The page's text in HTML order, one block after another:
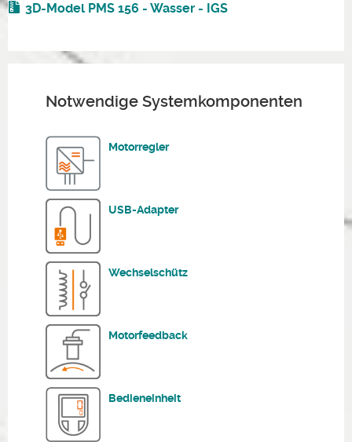
3D-Model PMS 156 - Wasser - IGS
Notwendige Systemkomponenten
Motorregler
USB-Adapter
Wechselschütz
Motorfeedback
Bedieneinheit